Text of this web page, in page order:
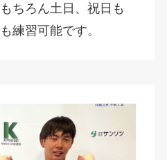
ちろん土日、祝日も
練習可能です。